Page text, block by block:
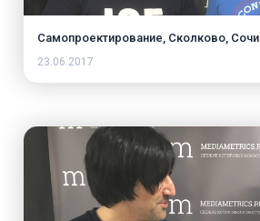
Самопроектирование, Сколково, Сочи
23.06.2017